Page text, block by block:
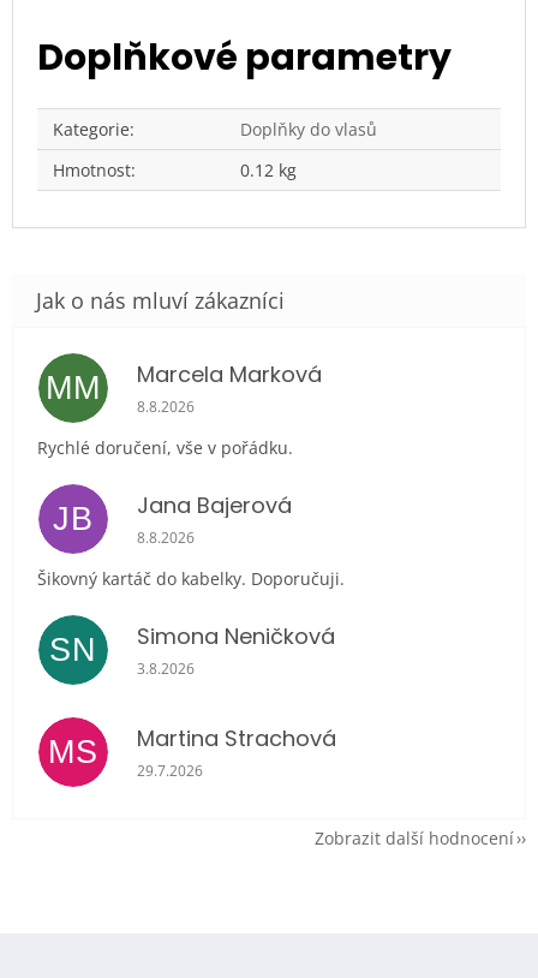
Doplňkové parametry
Kategorie:
Doplňky do vlasů
Hmotnost: 0.12 kg
MM Marcela Marková
Hodnocení obchodu je 5 z 5 hvězdiček.
8.8.2026
Rychlé doručení, vše v pořádku.
JB Jana Bajerová
Hodnocení obchodu je 5 z 5 hvězdiček.
8.8.2026
Šikovný kartáč do kabelky. Doporučuji.
SN Simona Neničková
Hodnocení obchodu je 5 z 5 hvězdiček.
3.8.2026
MS Martina Strachová
Hodnocení obchodu je 5 z 5 hvězdiček.
29.7.2026
Zobrazit další hodnocení